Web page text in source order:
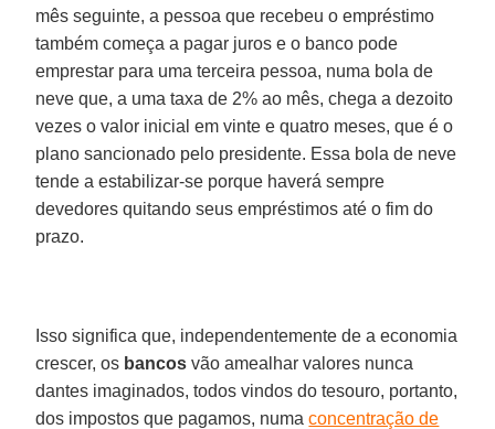
mês seguinte, a pessoa que recebeu o empréstimo
também começa a pagar juros e o banco pode
emprestar para uma terceira pessoa, numa bola de
neve que, a uma taxa de 2% ao mês, chega a dezoito
vezes o valor inicial em vinte e quatro meses, que é o
plano sancionado pelo presidente. Essa bola de neve
tende a estabilizar-se porque haverá sempre
devedores quitando seus empréstimos até o fim do
prazo.
​Isso significa que, independentemente de a economia
crescer, os bancos vão amealhar valores nunca
dantes imaginados, todos vindos do tesouro, portanto,
dos impostos que pagamos, numaconcentração de